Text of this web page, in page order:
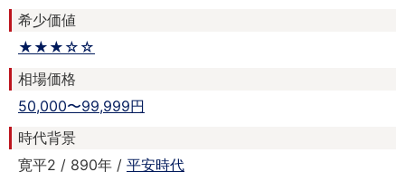
希少価値
★★★☆☆
相場価格
50,000〜99,999円
時代背景
寛平2 / 890年 / 平安時代